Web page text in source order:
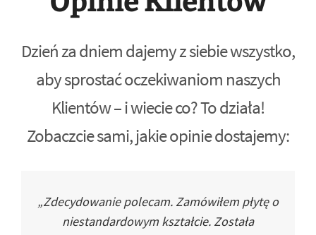
Dzień za dniem dajemy z siebie wszystko,
aby sprostać oczekiwaniom naszych
Klientów – i wiecie co? To działa!
Zobaczcie sami, jakie opinie dostajemy:
„Zdecydowanie polecam. Zamówiłem płytę o
niestandardowym kształcie. Została